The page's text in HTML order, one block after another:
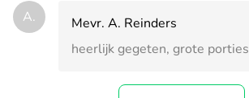
A.
Mevr. A. Reinders
heerlijk gegeten, grote porties